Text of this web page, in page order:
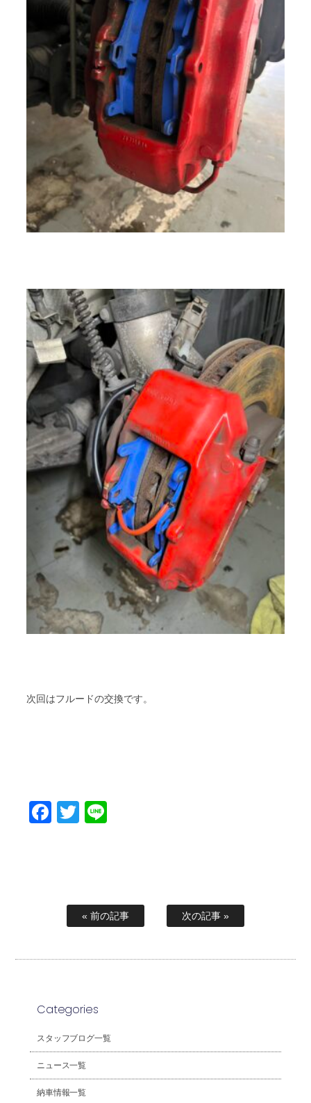
次回はフルードの交換です。
Facebook
Twitter
« 前の記事 次の記事 »
Categories
スタッフブログ一覧
ニュース一覧
納車情報一覧